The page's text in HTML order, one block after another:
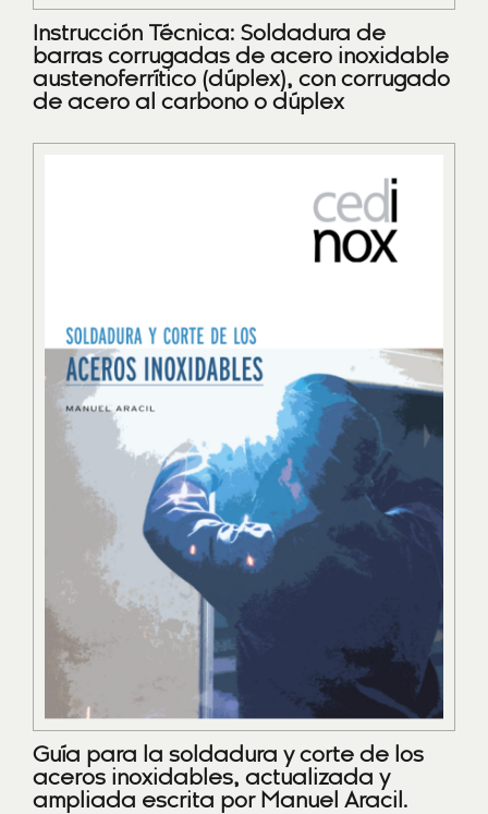
Instrucción Técnica: Soldadura de
barras corrugadas de acero inoxidable
austenoferrítico (dúplex), con corrugado
de acero al carbono o dúplex
Guía para la soldadura y corte de los
aceros inoxidables, actualizada y
ampliada escrita por Manuel Aracil.